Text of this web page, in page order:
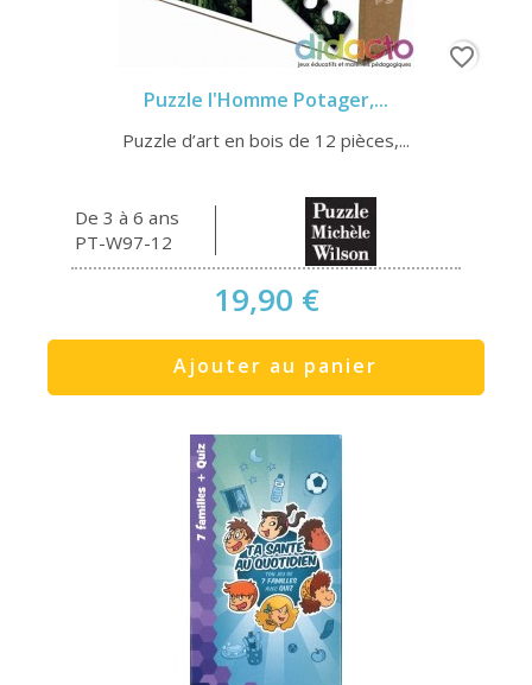
Puzzle l'Homme Potager,...
Puzzle d’art en bois de 12 pièces,...
De 3 à 6 ans
PT-W97-12
19,90 €
Ajouter au panier
favorite_border